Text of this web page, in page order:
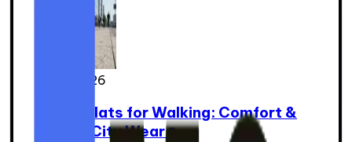
6 juin 2026
Ballet Flats for Walking: Comfort &
Active City Wear 👟